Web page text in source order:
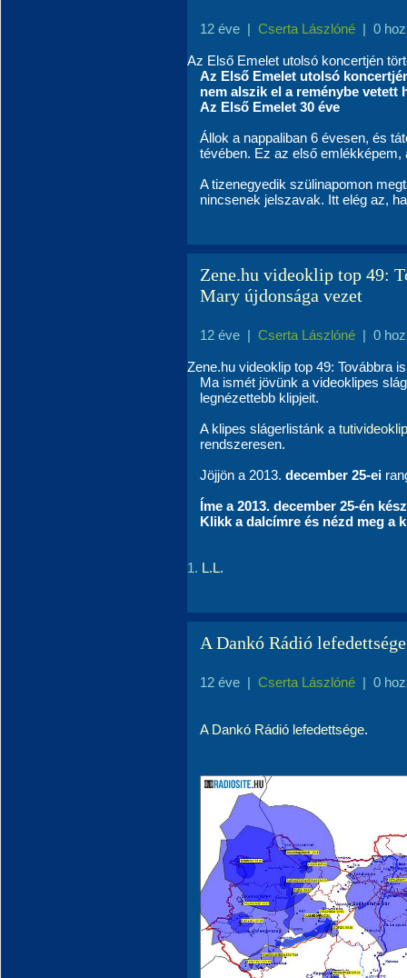
12 éve | Cserta Lászlóné | 0
Az Első Emelet utolsó koncertjén
Az Első Emelet utolsó
nem alszik el a reménybe vetett
Az Első Emelet 30 éve
Állok a nappaliban 6 évesen, és
tévében. Ez az első
A tizenegyedik szülinapomon
nincsenek jelszavak. Itt elég az,
Zene.hu videoklip top 49:
Mary újdonsága vezet
12 éve | Cserta Lászlóné | 0
Zene.hu videoklip top 49: Továbbra
Ma ismét jövünk a videoklipes
legnézettebb klipjeit.
A klipes slágerlistánk a
rendszeresen.
Jöjjön a 2013. december 25-ei
Íme a 2013. december 25-én
Klikk a dalcímre és nézd meg a
L.L.
A Dankó Rádió lefedettsége
12 éve | Cserta Lászlóné | 0
A Dankó Rádió lefedettsége.